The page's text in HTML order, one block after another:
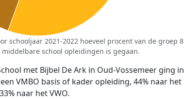
schooljaar 2021-2022 hoeveel procent van de groep 8
school opleidingen is gegaan.
met Bijbel De Ark in Oud-Vossemeer ging in
VMBO basis of kader opleiding, 44% naar het
naar het VWO.